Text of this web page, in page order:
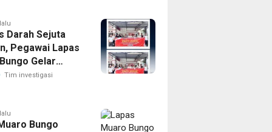
Tahun 2026
Darah Sejuta
Pegawai Lapas
Gelar
Bakti Sosial
Dalam
Republik
Ke-81
Tim investigasi
Bungo